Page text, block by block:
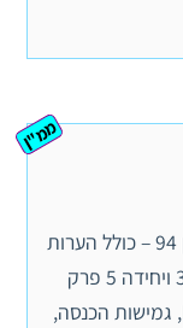
ממ"ן
10627 תורת המחירים א – ממ”ן 13, ציון 94 – כולל הערות
המנחה. חומר הלימוד למטלה: יחידה 3-4 ויחידה 5 פרק
5.6 נושאים: עקומת הכנסה-תצרוכת ICC, גמישות הכנסה,